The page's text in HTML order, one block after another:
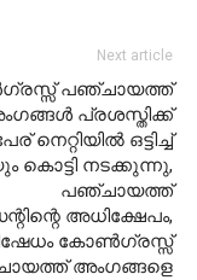
Next article
പഞ്ചായത്ത്
പ്രശസ്തിക്ക്
നെറ്റിയിൽ ഒട്ടിച്ച്
കൊട്ടി നടക്കുന്നു,
പഞ്ചായത്ത്
അധിക്ഷേപം,
കോൺഗ്രസ്സ്
അംഗങ്ങളെ